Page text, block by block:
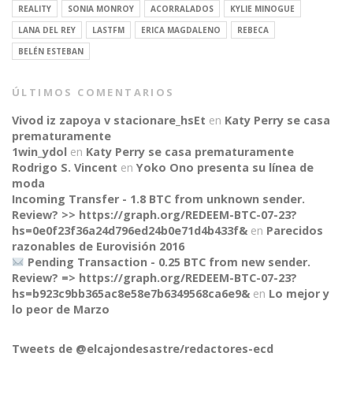
CONNECT
REALITY
SONIA MONROY ACORRALADOS
KYLIE MINOGUE
LANA DEL REY
LASTFM ERICA MAGDALENO
REBECA
BELÉN ESTEBAN
ÚLTIMOS COMENTARIOS
Vivod iz zapoya v stacionare_hsEt en Katy Perry se casa
prematuramente
1win_ydol en Katy Perry se casa prematuramente
Rodrigo S. Vincent en Yoko Ono presenta su línea de
moda
Incoming Transfer - 1.8 BTC from unknown sender.
Review? >> https://graph.org/REDEEM-BTC-07-23?
hs=0e0f23f36a24d796ed24b0e71d4b433f& en Parecidos
razonables de Eurovisión 2016
Pending Transaction - 0.25 BTC from new sender.
Review? => https://graph.org/REDEEM-BTC-07-23?
hs=b923c9bb365ac8e58e7b6349568ca6e9& en Lo mejor y
lo peor de Marzo
Tweets de @elcajondesastre/redactores-ecd